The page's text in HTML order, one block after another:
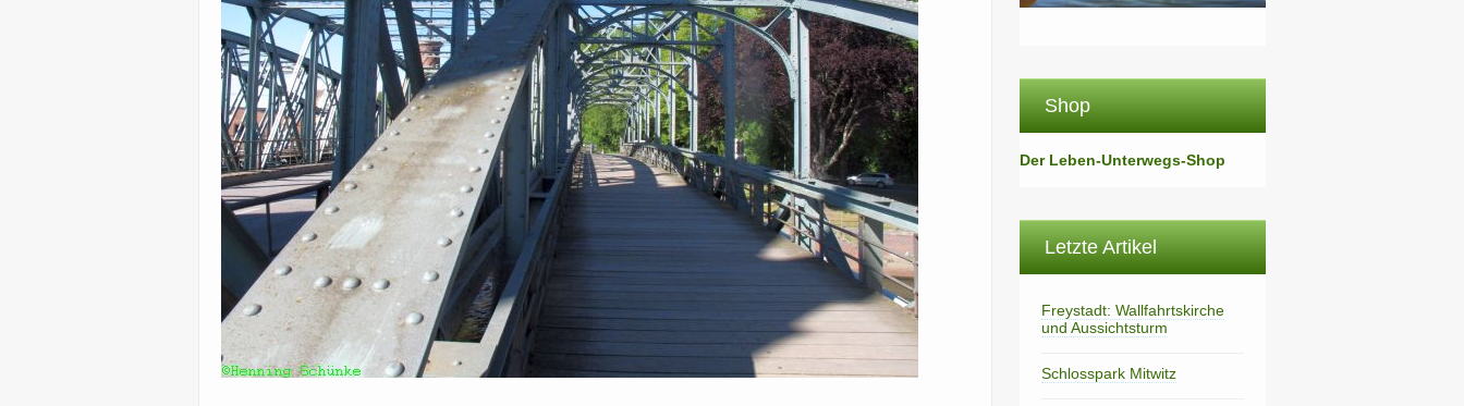
Shop
Der Leben-Unterwegs-Shop
Letzte Artikel
Freystadt: Wallfahrtskirche
und Aussichtsturm
Schlosspark Mitwitz